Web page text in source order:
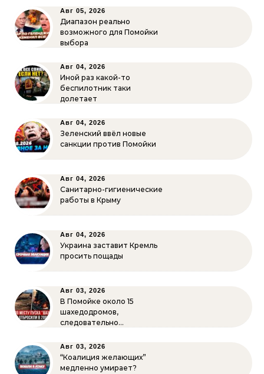
Авг 05, 2026
Диапазон реально
возможного для Помойки
выбора
Авг 04, 2026
Иной раз какой-то
беспилотник таки
долетает
Авг 04, 2026
Зеленский ввёл новые
санкции против Помойки
Авг 04, 2026
Санитарно-гигиенические
работы в Крыму
Авг 04, 2026
Украина заставит Кремль
просить пощады
Авг 03, 2026
В Помойке около 15
шахедодромов,
следовательно…
Авг 03, 2026
“Коалиция желающих”
медленно умирает?